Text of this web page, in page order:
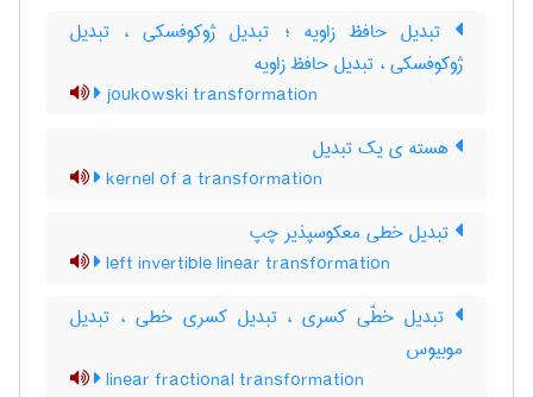
تبدیل حافظ زاویه ؛ تبدیل ژوکوفسکی ، تبدیل
ژوکوفسکی ، تبدیل حافظ زاویه
joukowski transformation
هسته ی یک تبدیل
kernel of a transformation
تبدیل خطی معکوسپذیر چپ
left invertible linear transformation
تبدیل خطّی کسری ، تبدیل کسری خطی ، تبدیل
موبیوس
linear fractional transformation